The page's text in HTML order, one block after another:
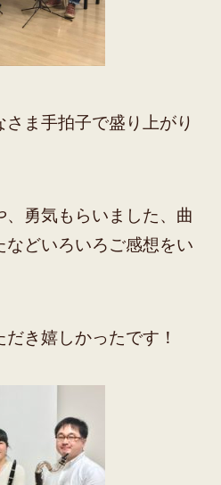
ま手拍子で盛り上がり
勇気もらいました、曲
などいろいろご感想をい
き嬉しかったです！